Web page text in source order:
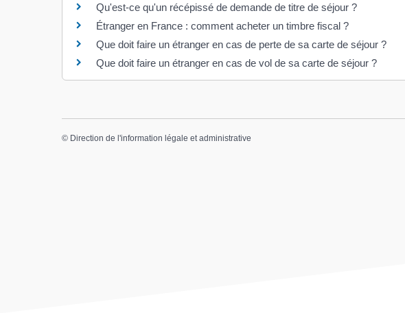
Qu'est-ce qu'un récépissé de demande de titre de séjour ?
Étranger en France : comment acheter un timbre fiscal ?
Que doit faire un étranger en cas de perte de sa carte de séjour ?
Que doit faire un étranger en cas de vol de sa carte de séjour ?
© Direction de l'information légale et administrative